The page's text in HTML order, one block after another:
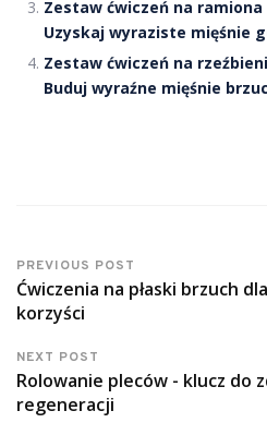
Zestaw ćwiczeń na
Uzyskaj wyraziste mięśnie
Zestaw ćwiczeń na
Buduj wyraźne mięśnie
PREVIOUS POST
Ćwiczenia na płaski brzuch
korzyści
NEXT POST
Rolowanie pleców - klucz do
regeneracji